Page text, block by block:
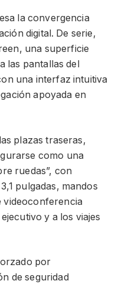
la convergencia
digital. De serie,
una superficie
las pantallas del
una interfaz intuitiva
apoyada en
plazas traseras,
como una
ruedas”, con
pulgadas, mandos
videoconferencia
y a los viajes
por
de seguridad